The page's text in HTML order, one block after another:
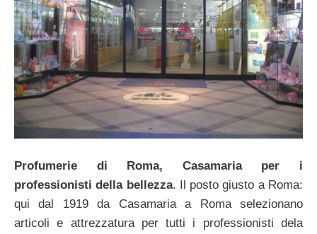
Profumerie di Roma, Casamaria per i
professionisti della bellezza. Il posto giusto a Roma:
qui dal 1919 da Casamaria a Roma selezionano
articoli e attrezzatura per tutti i professionisti dela